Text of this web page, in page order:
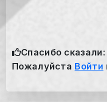
Спасибо сказали:
Пожалуйста Войти